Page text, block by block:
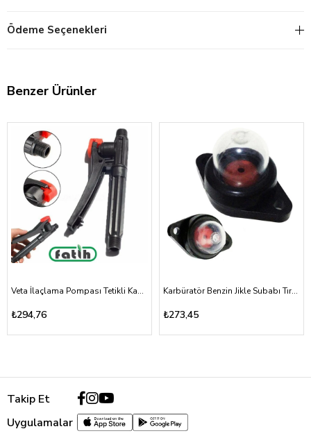
Ödeme Seçenekleri
Benzer Ürünler
Veta İlaçlama Pompası Tetikli Kabze Akülü, Mekanik 16A, 16T
₺294,76
Karbüratör Benzin Jikle Subabı Tırpan ve Testere Vidalı Tip
₺273,45
Takip Et
Uygulamalar